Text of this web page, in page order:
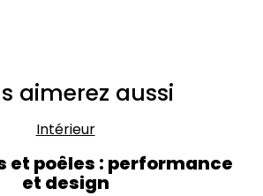
aimerez aussi
Intérieur
et poêles : performance
et design